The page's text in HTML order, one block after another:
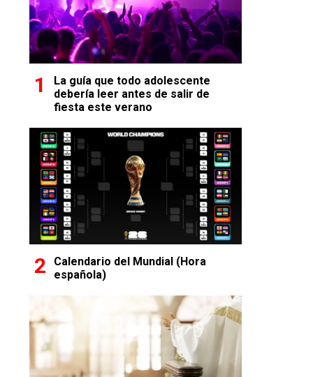
La guía que todo adolescente
debería leer antes de salir de
fiesta este verano
Calendario del Mundial (Hora
española)